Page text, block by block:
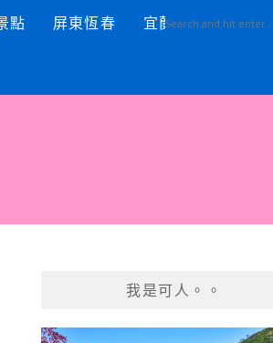
點 屏東恆春 宜蘭景點
我是可人。。